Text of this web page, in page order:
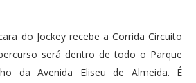
do Jockey recebe a Corrida Circuito
será dentro de todo o Parque
da Avenida Eliseu de Almeida. É